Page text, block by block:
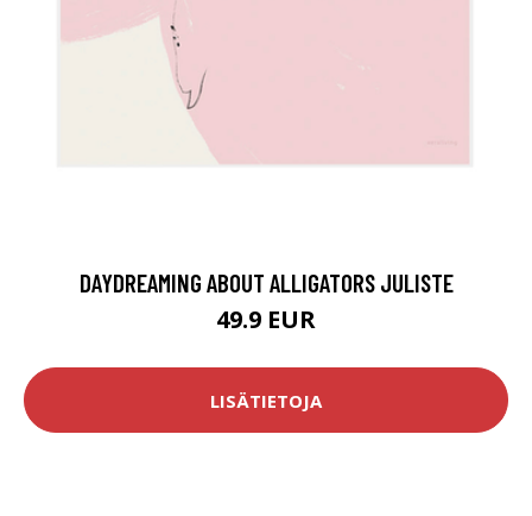
DAYDREAMING ABOUT ALLIGATORS JULISTE
49.9 EUR
LISÄTIETOJA